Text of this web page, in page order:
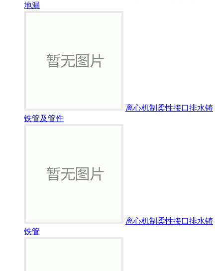
地漏
离心机制柔性接口排水铸
铁管及管件
离心机制柔性接口排水铸
铁管